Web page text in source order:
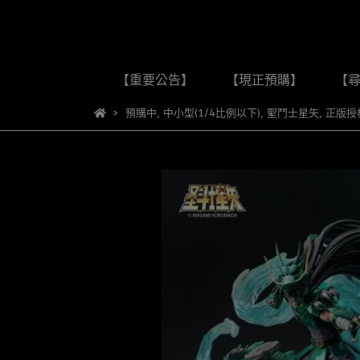
【重要公告】 【現正預購】 【
預購中, 中小型(1/4比例以下), 聖鬥士星矢, 正版授